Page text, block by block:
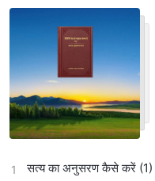
1 सत्य का अनुसरण कैसे करें (1)